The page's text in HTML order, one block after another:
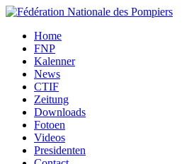
Home
FNP
Kalenner
News
CTIF
Zeitung
Downloads
Fotoen
Videos
Presidenten